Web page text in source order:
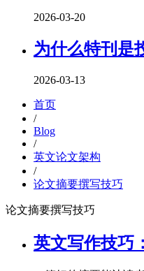
2026-03-20
为什么特刊是
2026-03-13
首页
/
Blog
/
英文论文架构
/
论文摘要撰写技巧
论文摘要撰写技巧
英文写作技巧